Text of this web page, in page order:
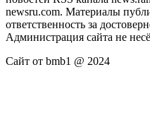
newsru.com. Материалы
ответственность за
Администрация сайта не
Сайт от bmb1 @ 2024